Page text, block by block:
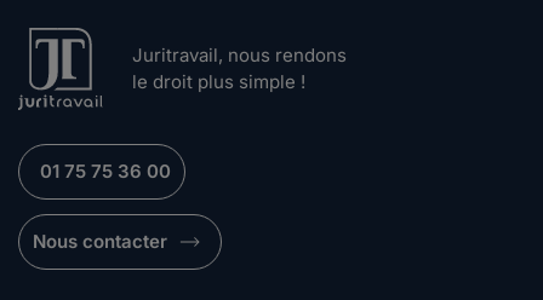
Juritravail, nous rendons
le droit plus simple !
01 75 75 36 00
Nous contacter